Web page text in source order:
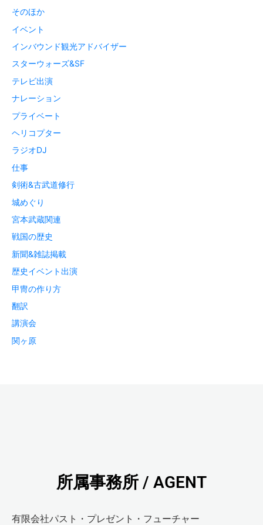
そのほか
イベント
インバウンド観光アドバイザー
スターウォーズ&SF
テレビ出演
ナレーション
プライベート
ヘリコプター
ラジオDJ
仕事
剣術&古武道修行
城めぐり
宮本武蔵関連
戦国の歴史
新聞&雑誌掲載
歴史イベント出演
甲冑の作り方
翻訳
講演会
関ヶ原
所属事務所 / AGENT
有限会社パスト・プレゼント・フューチャー